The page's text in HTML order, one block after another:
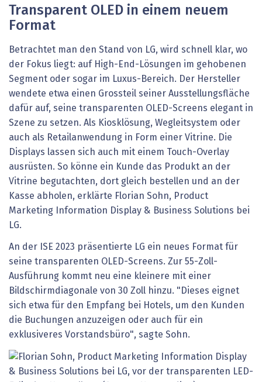
Transparent OLED in einem neuem
Format
Betrachtet man den Stand von LG, wird schnell klar, wo
der Fokus liegt: auf High-End-Lösungen im gehobenen
Segment oder sogar im Luxus-Bereich. Der Hersteller
wendete etwa einen Grossteil seiner Ausstellungsfläche
dafür auf, seine transparenten OLED-Screens elegant in
Szene zu setzen. Als Kiosklösung, Wegleitsystem oder
auch als Retailanwendung in Form einer Vitrine. Die
Displays lassen sich auch mit einem Touch-Overlay
ausrüsten. So könne ein Kunde das Produkt an der
Vitrine begutachten, dort gleich bestellen und an der
Kasse abholen, erklärte Florian Sohn, Product
Marketing Information Display & Business Solutions bei
LG.
An der ISE 2023 präsentierte LG ein neues Format für
seine transparenten OLED-Screens. Zur 55-Zoll-
Ausführung kommt neu eine kleinere mit einer
Bildschirmdiagonale von 30 Zoll hinzu. "Dieses eignet
sich etwa für den Empfang bei Hotels, um den Kunden
die Buchungen anzuzeigen oder auch für ein
exklusiveres Vorstandsbüro", sagte Sohn.